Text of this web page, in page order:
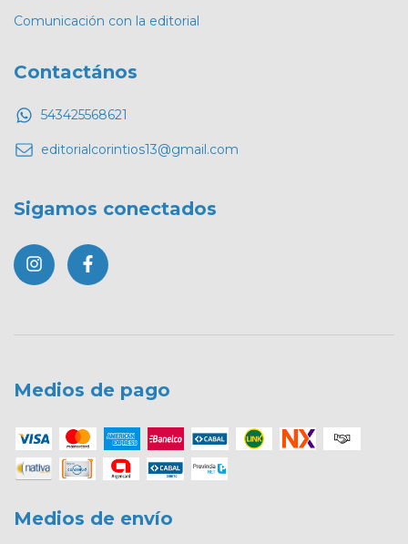
Comunicación con la editorial
Contactános
543425568621
editorialcorintios13@gmail.com
Sigamos conectados
Medios de pago
Medios de envío